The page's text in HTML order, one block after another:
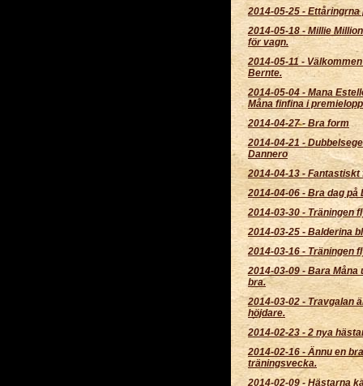
2014-05-25 -Ettåringrna
2014-05-18-Millie
för vagn.
2014-05-11 -
Bernte.
2014-05-04 -Mana
Måna finfina i
2014-04-27-Bra form
2014-04-21 -
Dannero
2014-04-13- Fantastiskt
2014-04-06- Bra dag på
2014-03-30- Träningen
2014-03-25 -Balderina
2014-03-16- Träningen
2014-03-09 - Bara Måna
bra.
2014-03-02 - Travgalan
höjdare.
2014-02-23 - 2 nya
2014-02-16 - Ännu en bra
träningsvecka.
2014-02-09-Hästarna